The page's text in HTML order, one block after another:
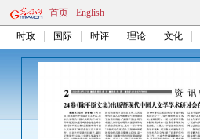
首页 English
时政 国际 时评 理论 文化